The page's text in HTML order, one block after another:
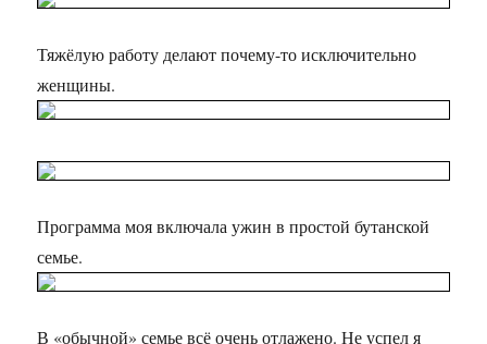
Тяжёлую работу делают почему-то исключительно
женщины.
Программа моя включала ужин в простой бутанской
семье.
В «обычной» семье всё очень отлажено. Не успел я